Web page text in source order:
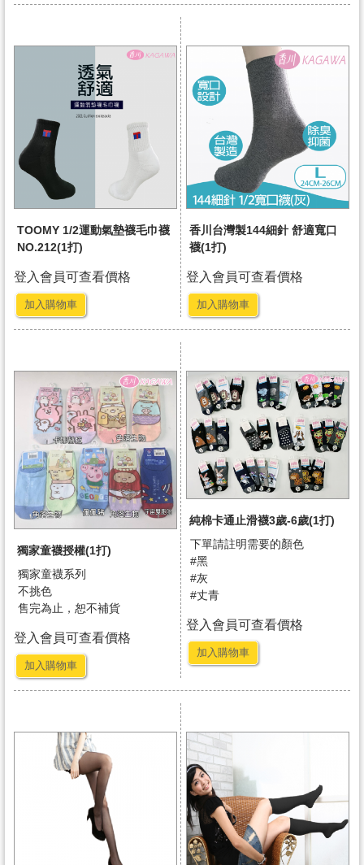
TOOMY 1/2運動氣墊襪毛巾襪
NO.212(1打)
登入會員可查看價格
加入購物車
香川台灣製144細針 舒適寬口
襪(1打)
登入會員可查看價格
加入購物車
獨家童襪授權(1打)
獨家童襪系列
不挑色
售完為止，恕不補貨
登入會員可查看價格
加入購物車
純棉卡通止滑襪3歲-6歲(1打)
下單請註明需要的顏色
#黑
#灰
#丈青
登入會員可查看價格
加入購物車